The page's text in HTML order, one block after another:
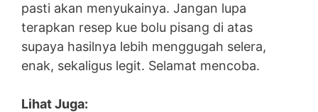
pasti akan menyukainya. Jangan lupa
terapkan resep kue bolu pisang di atas
supaya hasilnya lebih menggugah selera,
enak, sekaligus legit. Selamat mencoba.
Lihat Juga: